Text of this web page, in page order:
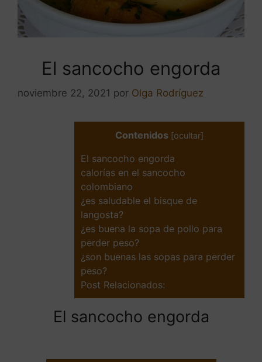
El sancocho engorda
noviembre 22, 2021 por Olga Rodríguez
Contenidos [ocultar]
El sancocho engorda
calorías en el sancocho
colombiano
¿es saludable el bisque de
langosta?
¿es buena la sopa de pollo para
perder peso?
¿son buenas las sopas para perder
peso?
Post Relacionados:
El sancocho engorda